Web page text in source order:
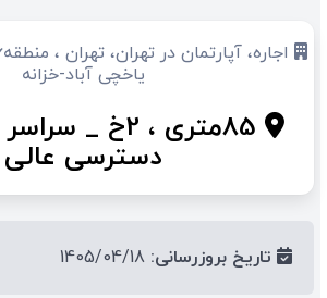
یاخچی آباد-خزانه
85متری ، 2خ _
دسترسی عالی
تاریخ بروزرسانی: